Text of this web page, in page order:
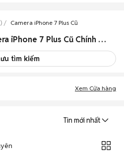
Camera iPhone 7 Plus Cũ
Mua Bán, Thanh Lý Camera iPhone 7 Plus Cũ Chính Hãng Giá Rẻ
tìm kiếm
Xem Cửa hàng
Tin mới nhất